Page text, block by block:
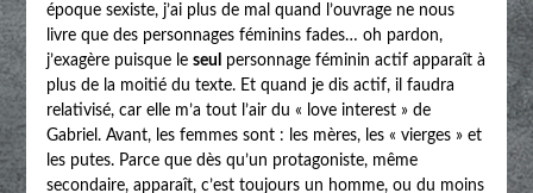
époque sexiste, j’ai plus de mal quand l’ouvrage ne nous
livre que des personnages féminins fades… oh pardon,
j’exagère puisque le seul
personnage féminin actif apparaît à
plus de la moitié du texte. Et quand je dis actif, il faudra
relativisé, car elle m’a tout l’air du « love interest » de
Gabriel. Avant, les femmes sont : les mères, les « vierges » et
les putes. Parce que dès qu’un protagoniste, même
secondaire, apparaît, c’est toujours un homme, ou du moins